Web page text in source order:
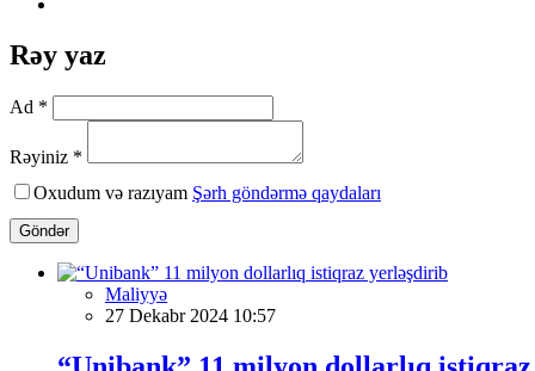
Rəy yaz
Ad *
Rəyiniz *
Oxudum və razıyam Şərh göndərmə qaydaları
Göndər
Maliyyə
27 Dekabr 2024 10:57